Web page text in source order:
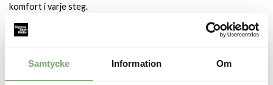
Samtycke Information Om
komfort i varje steg.
Specifikation:
Bredd: Normal
Foder: Textil
Yttersula: Gummi